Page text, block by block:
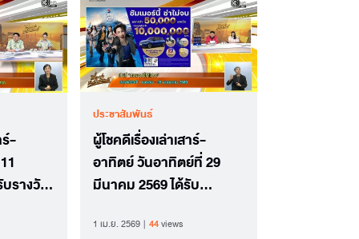
ร์-
รางวัล
ประชาสัมพันธ์
ผู้โชคดีเรื่องเล่าเสาร์-
อาทิตย์ วันอาทิตย์ที่ 29
มีนาคม 2569 ได้รับ
1 เม.ย. 2569 44views